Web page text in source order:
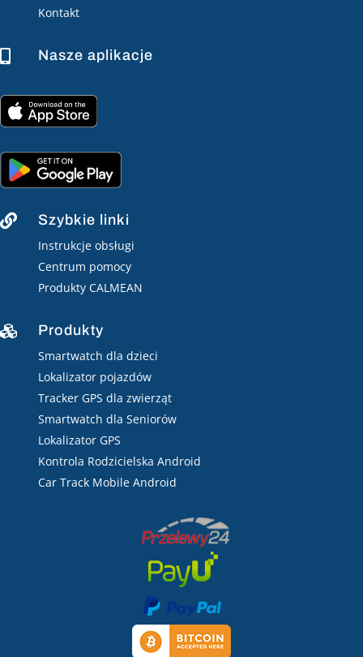
Kontakt
 Nasze aplikacje
 Szybkie linki
Instrukcje obsługi
Centrum pomocy
Produkty CALMEAN
 Produkty
Smartwatch dla dzieci
Lokalizator pojazdów
Tracker GPS dla zwierząt
Smartwatch dla Seniorów
Lokalizator GPS
Kontrola Rodzicielska Android
Car Track Mobile Android